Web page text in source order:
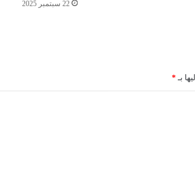
22 سبتمبر 2025
بـ *